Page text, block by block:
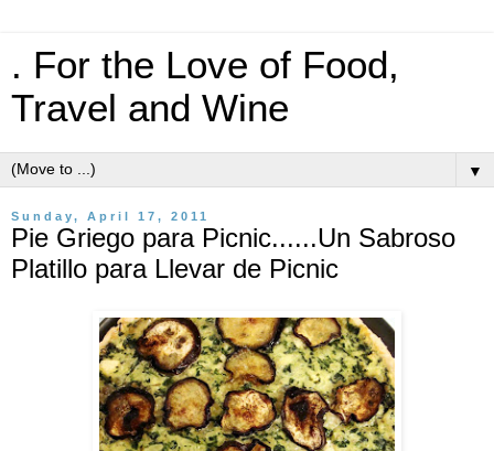
. For the Love of Food,
Travel and Wine
▼
Sunday, April 17, 2011
Pie Griego para Picnic......Un Sabroso
Platillo para Llevar de Picnic